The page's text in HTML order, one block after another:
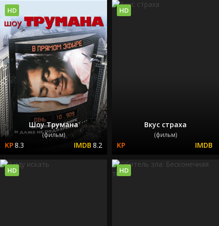
Шоу Трумана
(фильм)
8.3 8.2
HD
Вкус страха
(фильм)
HD
HD HD